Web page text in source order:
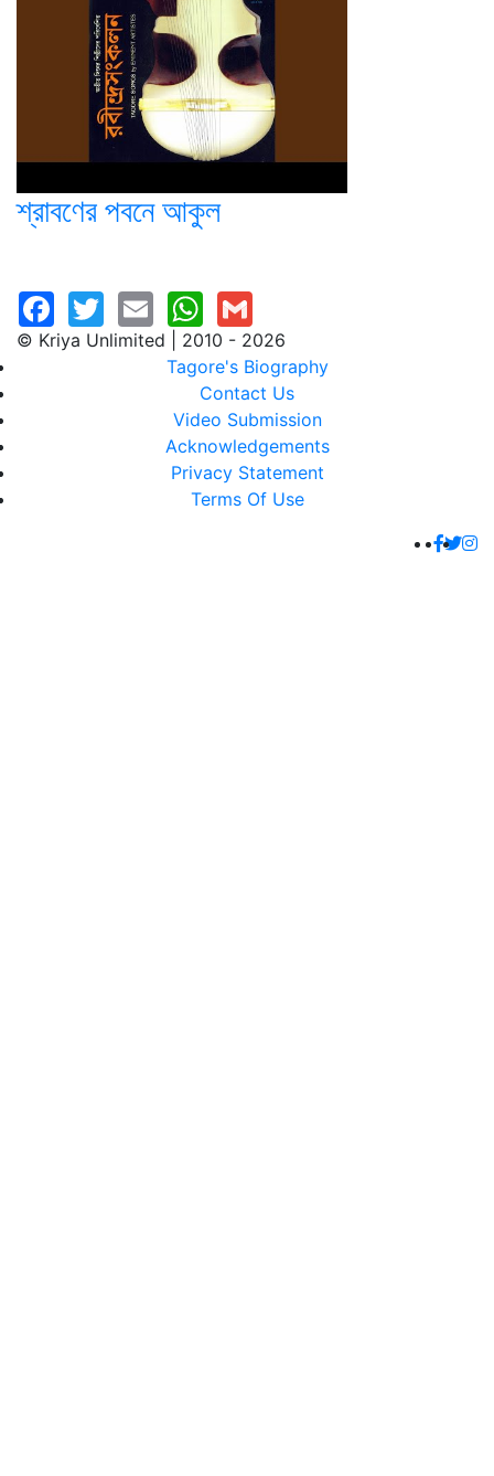
শ্রাবণের পবনে আকুল
© Kriya Unlimited | 2010 - 2026
Tagore's Biography
Contact Us
Video Submission
Acknowledgements
Privacy Statement
Terms Of Use